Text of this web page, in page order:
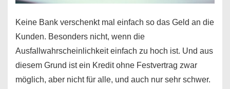
Keine Bank verschenkt mal einfach so das Geld an die
Kunden. Besonders nicht, wenn die
Ausfallwahrscheinlichkeit einfach zu hoch ist. Und aus
diesem Grund ist ein Kredit ohne Festvertrag zwar
möglich, aber nicht für alle, und auch nur sehr schwer.